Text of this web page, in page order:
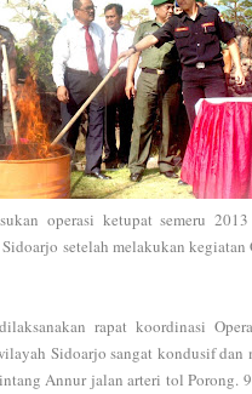
operasi ketupat semeru
setelah melakukan kegiatan
rapat koordinasi
Sidoarjo sangat kondusif dan
Annur jalan arteri tol Porong.